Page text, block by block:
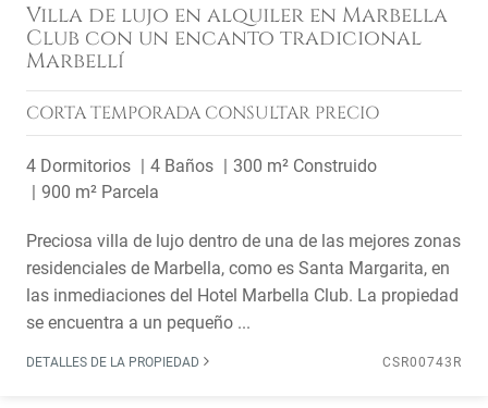
Villa de lujo en alquiler en Marbella
Club con un encanto tradicional
Marbellí
CORTA TEMPORADA CONSULTAR PRECIO
4 Dormitorios 4 Baños
300 m² Construido
900 m² Parcela
Preciosa villa de lujo dentro de una de las mejores zonas
residenciales de Marbella, como es Santa Margarita, en
las inmediaciones del Hotel Marbella Club. La propiedad
se encuentra a un pequeño ...
DETALLES DE LA PROPIEDAD CSR00743R